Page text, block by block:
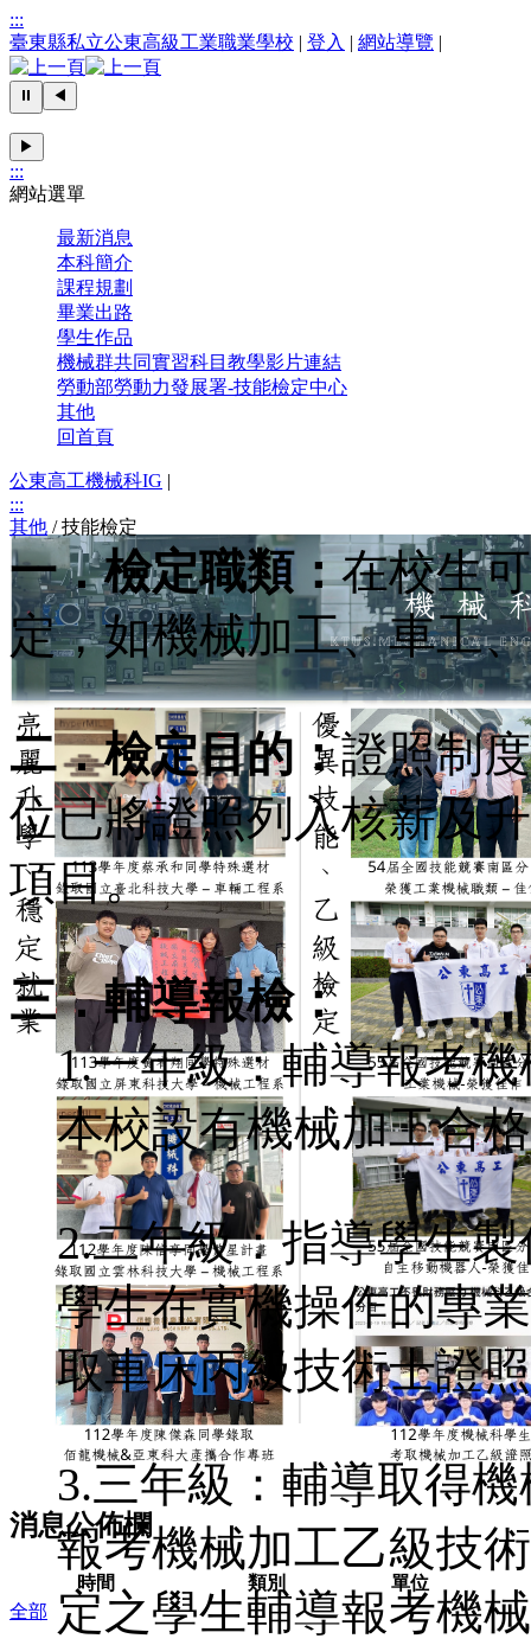
:::
臺東縣私立公東高級工業職業學校 | 登入 | 網站導覽 |
⏸ ◀
▶
:::
網站選單
最新消息
本科簡介
課程規劃
畢業出路
學生作品
機械群共同實習科目教學影片連結
勞動部勞動力發展署-技能檢定中心
其他
回首頁
公東高工機械科IG |
:::
其他 /技能檢定
一．檢定職類：在校生
定，如機械加工、車工
二．檢定目的：證照制
位已將證照列入核薪及
項目。
三．輔導報檢：
1.一年級：輔導報考
本校設有機械加工合
2.二年級：指導學生
學生在實機操作的專
取車床丙級技術士證
3.三年級：輔導取得
報考機械加工乙級技
定之學生輔導報考機
消息公佈欄
時間 類別
單位
全部